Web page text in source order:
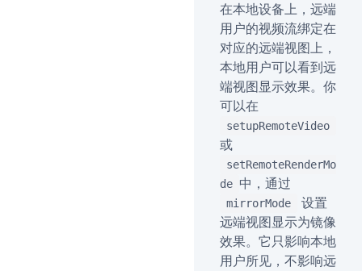
在本地设备上，远端
用户的视频流绑定在
对应的远端视图上，
本地用户可以看到远
端视图显示效果。你
可以在
setupRemoteVideo
或
setRemoteRenderMo
de 中，通过
mirrorMode
设置
远端视图显示为镜像
效果。它只影响本地
用户所见，不影响远